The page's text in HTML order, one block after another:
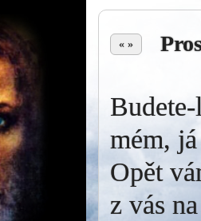
« »
mém,
Opět
z vás